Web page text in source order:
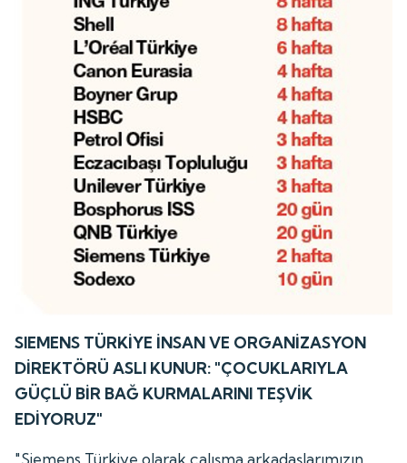
SIEMENS TÜRKİYE İNSAN VE ORGANİZASYON
DİREKTÖRÜ ASLI KUNUR: "ÇOCUKLARIYLA
GÜÇLÜ BİR BAĞ KURMALARINI TEŞVİK
EDİYORUZ"